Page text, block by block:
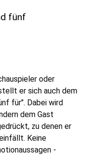
fünf
oder
er sich auch dem
für". Dabei wird
dem Gast
zu denen er
Keine
-